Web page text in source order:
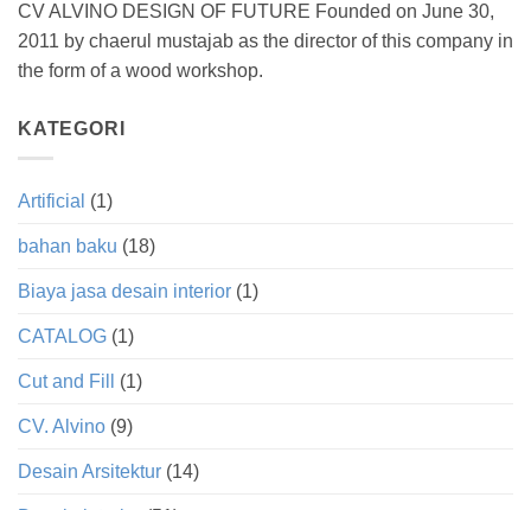
CV ALVINO DESIGN OF FUTURE Founded on June 30,
2011 by chaerul mustajab as the director of this company in
the form of a wood workshop.
KATEGORI
Artificial (1)
bahan baku (18)
Biaya jasa desain interior (1)
CATALOG (1)
Cut and Fill (1)
CV. Alvino (9)
Desain Arsitektur (14)